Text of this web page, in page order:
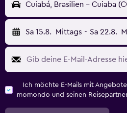
Cuiabá, Brasilien - Cuiaba
Sa 15.8. Mittags - Sa 22.8.
Ich möchte E-Mails mit
momondo und seinen